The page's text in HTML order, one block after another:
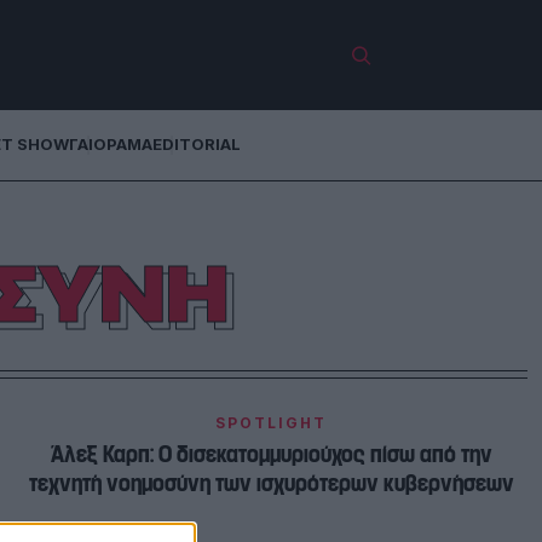
SHOWΓΑΙΟΡΑΜΑEDITORIAL
SPOTLIGHT
Άλεξ Καρπ: Ο δισεκατομμυριούχος πίσω από την
τεχνητή νοημοσύνη των ισχυρότερων κυβερνήσεων